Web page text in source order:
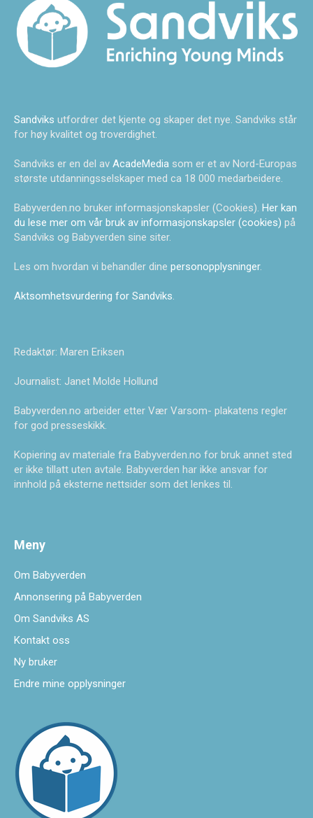
Sandviks utfordrer det kjente og skaper det nye. Sandviks står
for høy kvalitet og troverdighet.
Sandviks er en del av AcadeMedia som er et av Nord-Europas
største utdanningsselskaper med ca 18 000 medarbeidere.
Babyverden.no bruker informasjonskapsler (Cookies). Her kan
du lese mer om vår bruk av informasjonskapsler (cookies) på
Sandviks og Babyverden sine siter.
Les om hvordan vi behandler dine personopplysninger.
Aktsomhetsvurdering for Sandviks.
Redaktør: Maren Eriksen
Journalist: Janet Molde Hollund
Babyverden.no arbeider etter Vær Varsom- plakatens regler
for god presseskikk.
Kopiering av materiale fra Babyverden.no for bruk annet sted
er ikke tillatt uten avtale. Babyverden har ikke ansvar for
innhold på eksterne nettsider som det lenkes til.
Meny
Om Babyverden
Annonsering på Babyverden
Om Sandviks AS
Kontakt oss
Ny bruker
Endre mine opplysninger